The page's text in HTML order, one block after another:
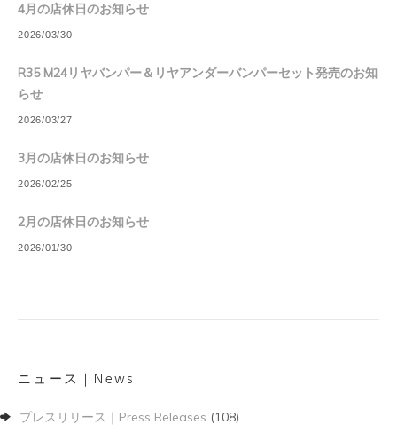
4月の店休日のお知らせ
2026/03/30
R35 M24リヤバンパー＆リヤアンダーバンパーセット発売のお知
らせ
2026/03/27
3月の店休日のお知らせ
2026/02/25
2月の店休日のお知らせ
2026/01/30
ニュース｜News
プレスリリース｜Press Releases (108)